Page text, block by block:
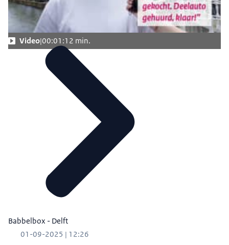
Video 00:01:12 min.
Babbelbox - Delft
01-09-2025 | 12:26